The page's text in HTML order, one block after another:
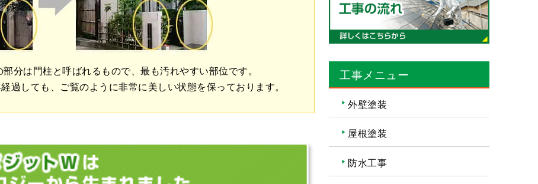
分は門柱と呼ばれるもので、最も汚れやすい部位です。
過しても、ご覧のように非常に美しい状態を保っております。
工事メニュー
外壁塗装
屋根塗装
防水工事